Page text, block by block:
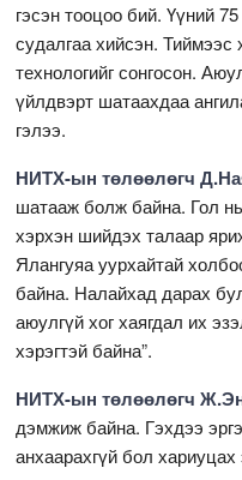
гэсэн тооцоо бий. Үүний
судалгаа хийсэн. Тиймээс
технологийг сонгосон.
үйлдвэрт шатаахдаа
гэлээ.
НИТХ-ын төлөөлөгч
шатааж болж байна. Гол
хэрхэн шийдэх талаар
Ялангуяа уурхайтай
байна. Налайхад дарах
аюулгүй хог хаягдал их
хэрэгтэй байна”.
НИТХ-ын төлөөлөгч
дэмжиж байна. Гэхдээ
анхаарахгүй бол